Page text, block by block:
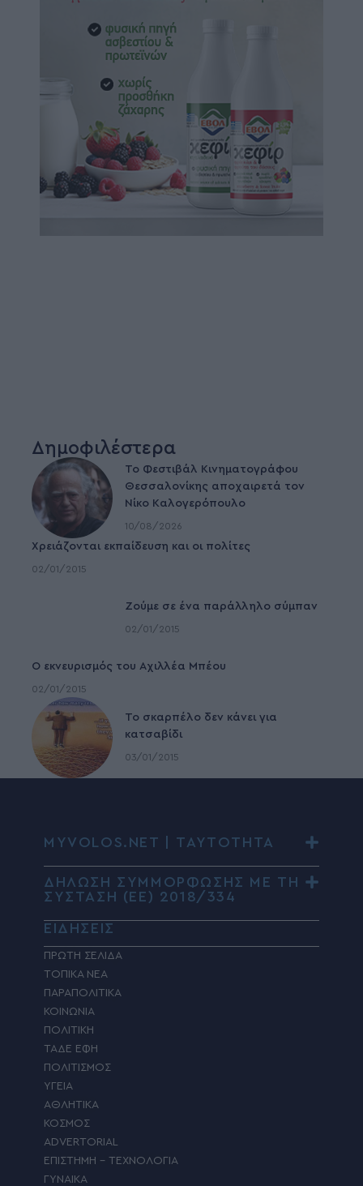
Δημοφιλέστερα
Το Φεστιβάλ Κινηματογράφου
Θεσσαλονίκης αποχαιρετά τον
Νίκο Καλογερόπουλο
10/08/2026
Χρειάζονται εκπαίδευση και οι πολίτες
02/01/2015
Ζούμε σε ένα παράλληλο σύμπαν
02/01/2015
Ο εκνευρισμός του Αχιλλέα Μπέου
02/01/2015
To σκαρπέλο δεν κάνει για
κατσαβίδι
03/01/2015
MYVOLOS.NET | ΤΑΥΤΟΤΗΤΑ
ΔΗΛΩΣΗ ΣΥΜΜΟΡΦΩΣΗΣ ΜΕ ΤΗ
ΣΥΣΤΑΣΗ (ΕΕ) 2018/334
ΕΙΔΗΣΕΙΣ
ΠΡΩΤΗ ΣΕΛΙΔΑ
ΤΟΠΙΚΑ ΝΕΑ
ΠΑΡΑΠΟΛΙΤΙΚΑ
ΚΟΙΝΩΝΙΑ
ΠΟΛΙΤΙΚΗ
ΤΑΔΕ ΕΦΗ
ΠΟΛΙΤΙΣΜΟΣ
ΥΓΕΙΑ
ΑΘΛΗΤΙΚΑ
ΚΟΣΜΟΣ
ADVERTORIAL
ΕΠΙΣΤΗΜΗ – ΤΕΧΝΟΛΟΓΙΑ
ΓΥΝΑΙΚΑ